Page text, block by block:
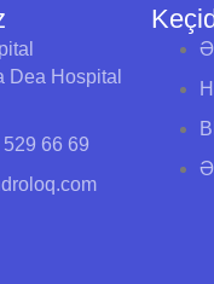
Dea Hospital
66 69